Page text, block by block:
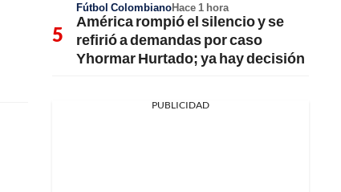
Fútbol ColombianoHace 1 hora
América rompió el silencio y se
refirió a demandas por caso
Yhormar Hurtado; ya hay decisión
PUBLICIDAD